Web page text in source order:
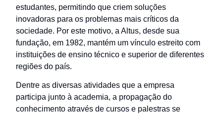
estudantes, permitindo que criem soluções
inovadoras para os problemas mais críticos da
sociedade. Por este motivo, a Altus, desde sua
fundação, em 1982, mantém um vínculo estreito com
instituições de ensino técnico e superior de diferentes
regiões do país.
Dentre as diversas atividades que a empresa
participa junto à academia, a propagação do
conhecimento através de cursos e palestras se